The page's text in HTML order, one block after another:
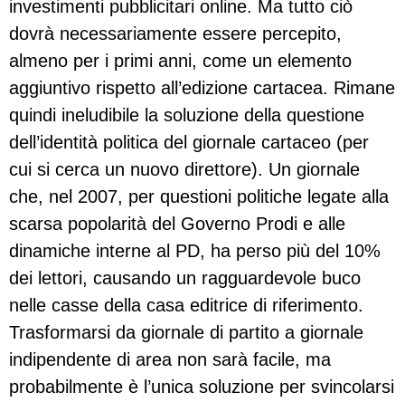
investimenti pubblicitari online. Ma tutto ciò
dovrà necessariamente essere percepito,
almeno per i primi anni, come un elemento
aggiuntivo rispetto all’edizione cartacea. Rimane
quindi ineludibile la soluzione della questione
dell’identità politica del giornale cartaceo (per
cui si cerca un nuovo direttore). Un giornale
che, nel 2007, per questioni politiche legate alla
scarsa popolarità del Governo Prodi e alle
dinamiche interne al PD, ha perso più del 10%
dei lettori, causando un ragguardevole buco
nelle casse della casa editrice di riferimento.
Trasformarsi da giornale di partito a giornale
indipendente di area non sarà facile, ma
probabilmente è l’unica soluzione per svincolarsi